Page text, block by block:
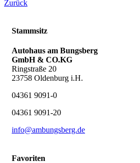
Zurück
Stammsitz
Autohaus am Bungsberg
GmbH & CO.KG
Ringstraße 20
23758 Oldenburg i.H.
04361 9091-0
04361 9091-20
info@ambungsberg.de
Favoriten